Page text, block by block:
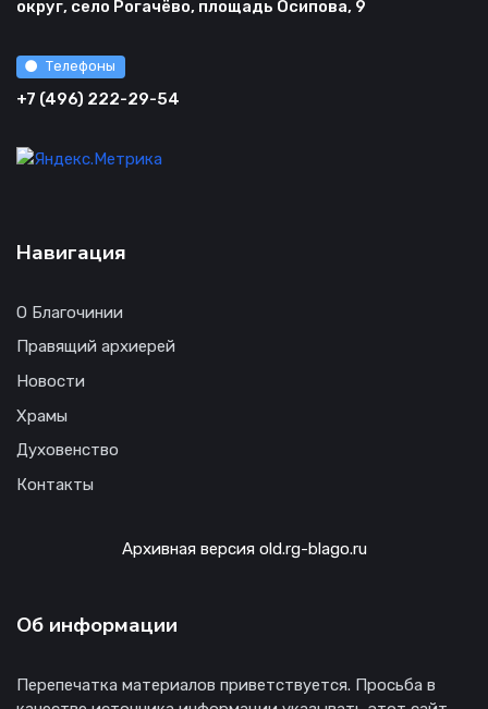
округ, село Рогачёво, площадь Осипова, 9
Телефоны
+7 (496) 222-29-54
Навигация
О Благочинии
Правящий архиерей
Новости
Храмы
Духовенство
Контакты
Архивная версия old.rg-blago.ru
Об информации
Перепечатка материалов приветствуется. Просьба в